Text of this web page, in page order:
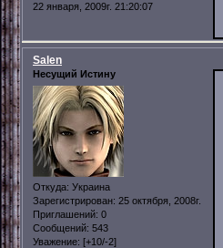
22 января, 2009г. 21:20:07
Salen
Несущий Истину
Откуда: Украина
Зарегистрирован: 25 октября, 2008г.
Приглашений: 0
Сообщений: 543
Уважение: [+10/-2]